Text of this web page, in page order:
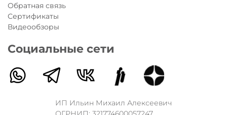
Обратная связь
Сертификаты
Видеообзоры
Социальные сети
ИП Ильин Михаил Алексеевич